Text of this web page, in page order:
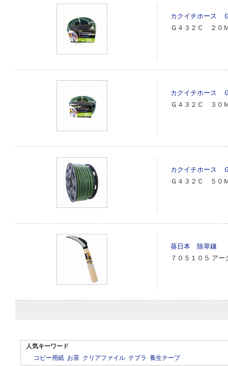
カクイチホース
Ｇ４３２Ｃ ２０
カクイチホース
Ｇ４３２Ｃ ３０
カクイチホース
Ｇ４３２Ｃ ５０
葵日本 除草鎌
７０５１０５ アー
人気キーワード
コピー用紙 お茶 クリアファイル テプラ 養生テープ